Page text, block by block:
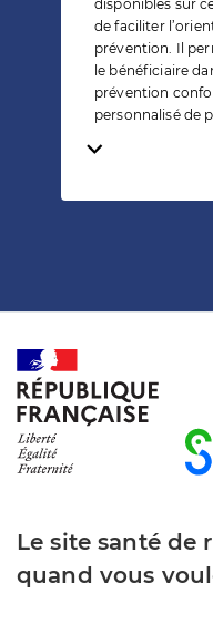
disponibles sur
de faciliter
prévention. Il
le bénéficiaire
prévention
personnalisé de
Temps de lecture
Le site santé de
quand vous